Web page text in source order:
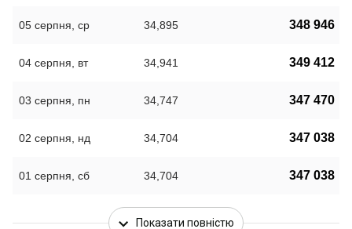
05 серпня, ср 34,895 348 946
04 серпня, вт 34,941 349 412
03 серпня, пн 34,747 347 470
02 серпня, нд 34,704 347 038
01 серпня, сб 34,704 347 038
Показати повністю